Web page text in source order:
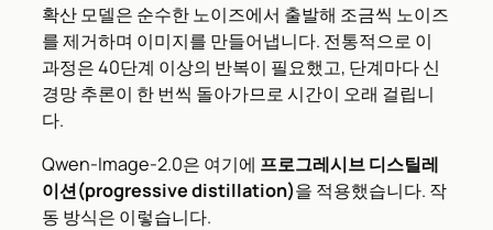
확산 모델은 순수한 노이즈에서 출발해 조금씩 노이즈
를 제거하며 이미지를 만들어냅니다. 전통적으로 이
과정은 40단계 이상의 반복이 필요했고, 단계마다 신
경망 추론이 한 번씩 돌아가므로 시간이 오래 걸립니
다.
Qwen-Image-2.0은 여기에 프로그레시브 디스틸레
이션(progressive distillation)을 적용했습니다. 작
동 방식은 이렇습니다.